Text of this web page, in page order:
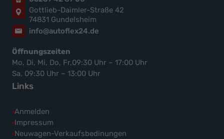
Gottlieb-Daimler-Straße 42
74831 Gundelsheim
info@autoflex24.de
Öffnungszeiten
Mo, Di, Mi, Do, Fr,09:30 Uhr – 17:00 Uhr
Sa, 09:30 Uhr – 13:00 Uhr
Links
Anmelden
Impressum
Neuwagen-Verkaufsbedinungen